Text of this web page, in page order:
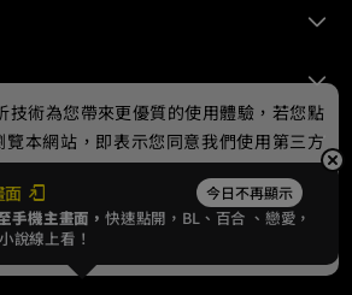
Digital Entertainment Co., Ltd.
面 今日不再顯示
手機主畫面，快速點開，BL、 百合 、戀愛，
說線上看！
技術為您帶來更優質的使用體驗，若您點
本網站，即表示您同意我們使用第三方
訊請見隱私權政策。
我同意